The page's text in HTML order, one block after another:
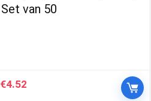
Set van 50
€4.52